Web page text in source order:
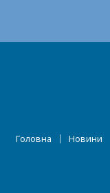
Головна Новини